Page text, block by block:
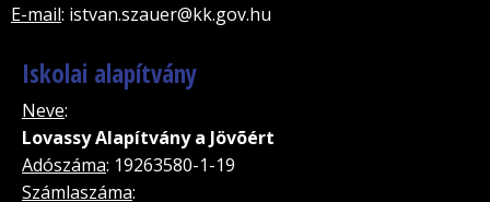
E-mail: istvan.szauer@kk.gov.hu
Iskolai alapítvány
Neve:
Lovassy Alapítvány a Jövõért
Adószáma: 19263580-1-19
Számlaszáma: